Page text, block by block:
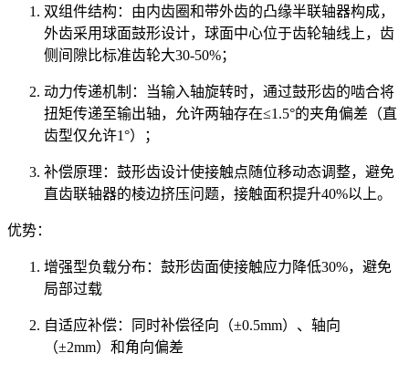
双组件结构‌：由内齿圈和带外齿的凸缘半联轴器构成，
外齿采用球面鼓形设计，球面中心位于齿轮轴线上，齿
侧间隙比标准齿轮大30-50%；
动力传递机制‌：当输入轴旋转时，通过鼓形齿的啮合将
扭矩传递至输出轴，允许两轴存在≤1.5°的夹角偏差（直
齿型仅允许1°）；
补偿原理‌：鼓形齿设计使接触点随位移动态调整，避免
直齿联轴器的棱边挤压问题，接触面积提升40%以上。
优势‌：
增强型负载分布‌：鼓形齿面使接触应力降低30%，避免
局部过载
自适应补偿‌：同时补偿径向（±0.5mm）、轴向
（±2mm）和角向偏差